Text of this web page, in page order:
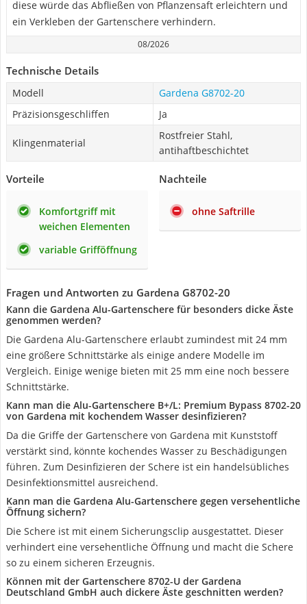
diese würde das Abfließen von Pflanzensaft erleichtern und
ein Verkleben der Gartenschere verhindern.
08/2026
Technische Details
Modell
Gardena G8702-20
Präzisionsgeschliffen
Ja
Klingenmaterial
Rostfreier Stahl,
antihaftbeschichtet
Vorteile
Komfortgriff mit
weichen Elementen
variable Grifföffnung
Nachteile
ohne Saftrille
Fragen und Antworten zu Gardena G8702-20
Kann die Gardena Alu-Gartenschere für besonders dicke Äste
genommen werden?
Die Gardena Alu-Gartenschere erlaubt zumindest mit 24 mm
eine größere Schnittstärke als einige andere Modelle im
Vergleich. Einige wenige bieten mit 25 mm eine noch bessere
Schnittstärke.
Kann man die Alu-Gartenschere B+/L: Premium Bypass 8702-20
von Gardena mit kochendem Wasser desinfizieren?
Da die Griffe der Gartenschere von Gardena mit Kunststoff
verstärkt sind, könnte kochendes Wasser zu Beschädigungen
führen. Zum Desinfizieren der Schere ist ein handelsübliches
Desinfektionsmittel ausreichend.
Kann man die Gardena Alu-Gartenschere gegen versehentliche
Öffnung sichern?
Die Schere ist mit einem Sicherungsclip ausgestattet. Dieser
verhindert eine versehentliche Öffnung und macht die Schere
so zu einem sicheren Erzeugnis.
Können mit der Gartenschere ‎8702-U der ‎Gardena
Deutschland GmbH auch dickere Äste geschnitten werden?